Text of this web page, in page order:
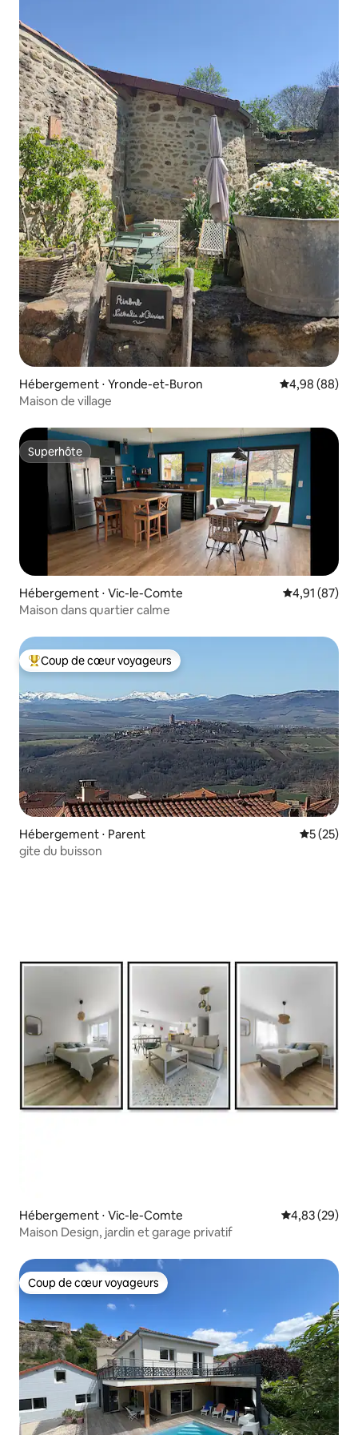
Hébergement ⋅ Yronde-et-Buron Évaluation
4,98 (88)
Maison de village
Superhôte
Superhôte
Hébergement ⋅ Vic-le-Comte Évaluation
4,91 (87)
Maison dans quartier calme
Coups de cœur voyageurs les plus appréciés
Coup de cœur voyageurs
Hébergement ⋅ Parent
5 (25)
gite du buisson
Hébergement ⋅ Vic-le-Comte Évaluation
4,83 (29)
Maison Design, jardin et garage privatif
Coup de cœur voyageurs
Coup de cœur voyageurs